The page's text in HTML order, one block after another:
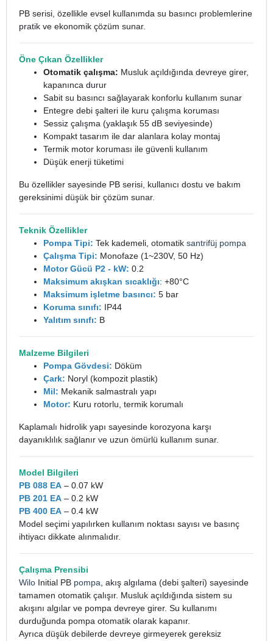
PB serisi, özellikle evsel kullanımda su basıncı problemlerine
pratik ve ekonomik çözüm sunar.
Öne Çıkan Özellikler
Otomatik çalışma: Musluk açıldığında devreye girer,
kapanınca durur
Sabit su basıncı sağlayarak konforlu kullanım sunar
Entegre debi şalteri ile kuru çalışma koruması
Sessiz çalışma (yaklaşık 55 dB seviyesinde)
Kompakt tasarım ile dar alanlara kolay montaj
Termik motor koruması ile güvenli kullanım
Düşük enerji tüketimi
Bu özellikler sayesinde PB serisi, kullanıcı dostu ve bakım
gereksinimi düşük bir çözüm sunar.
Teknik Özellikler
Pompa Tipi: Tek kademeli, otomatik santrifüj pompa
Çalışma Tipi: Monofaze (1~230V, 50 Hz)
Motor Gücü P2 - kW: 0.2
Maksimum akışkan sıcaklığı: +80°C
Maksimum işletme basıncı: 5 bar
Koruma sınıfı: IP44
Yalıtım sınıfı: B
Malzeme Bilgileri
Pompa Gövdesi: Döküm
Çark: Noryl (kompozit plastik)
Mil: Mekanik salmastralı yapı
Motor: Kuru rotorlu, termik korumalı
Kaplamalı hidrolik yapı sayesinde korozyona karşı
dayanıklılık sağlanır ve uzun ömürlü kullanım sunar.
Model Bilgileri
PB 088 EA – 0.07 kW
PB 201 EA – 0.2 kW
PB 400 EA – 0.4 kW
Model seçimi yapılırken kullanım noktası sayısı ve basınç
ihtiyacı dikkate alınmalıdır.
Çalışma Prensibi
Wilo Initial PB pompa , akış algılama (debi şalteri) sayesinde
tamamen otomatik çalışır. Musluk açıldığında sistem su
akışını algılar ve pompa devreye girer. Su kullanımı
durduğunda pompa otomatik olarak kapanır.
Ayrıca düşük debilerde devreye girmeyerek gereksiz